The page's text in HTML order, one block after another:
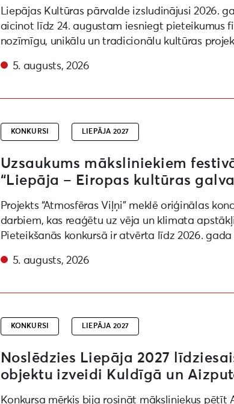
Liepājas Kultūras pārvalde izsludinājusi 2026.
aicinot līdz 24. augustam iesniegt pieteikumus
nozīmīgu, unikālu un tradicionālu kultūras
5. augusts, 2026
KONKURSI LIEPĀJA 2027
Uzsaukums māksliniekiem
“Liepāja – Eiropas kultūras
Projekts “Atmosfēras Viļņi” meklē oriģinālas
darbiem, kas reaģētu uz vēja un klimata
Pieteikšanās konkursā ir atvērta līdz 2026.
5. augusts, 2026
KONKURSI LIEPĀJA 2027
Noslēdzies Liepāja 2027
objektu izveidi Kuldīgā un
Konkursa mērķis bija rosināt māksliniekus